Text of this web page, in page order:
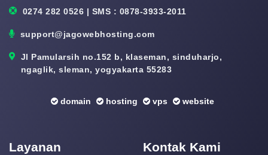
0274 282 0526 | SMS : 0878-3933-2011
support@jagowebhosting.com
Jl Pamularsih no.152 b, klaseman, sinduharjo,
ngaglik, sleman, yogyakarta 55283
domain hosting vps website
Layanan Kontak Kami